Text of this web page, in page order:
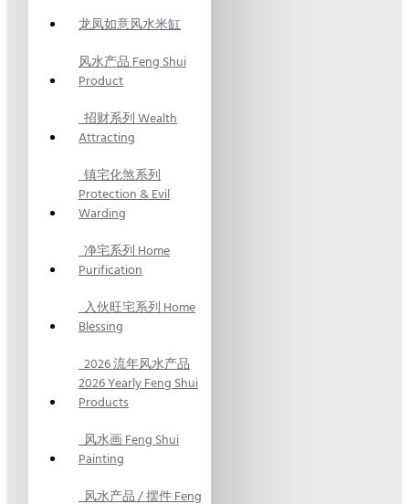
龙凤如意风水米缸
风水产品 Feng Shui
Product
招财系列 Wealth
Attracting
镇宅化煞系列
Protection & Evil
Warding
净宅系列 Home
Purification
入伙旺宅系列 Home
Blessing
2026 流年风水产品
2026 Yearly Feng Shui
Products
风水画 Feng Shui
Painting
风水产品 / 摆件 Feng